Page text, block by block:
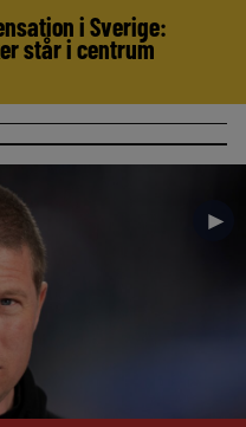
i Sverige:
står i centrum
►